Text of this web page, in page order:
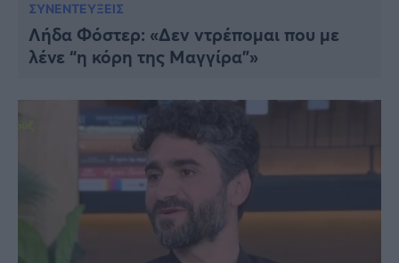
ΣΥΝΕΝΤΕΥΞΕΙΣ
Λήδα Φόστερ: «Δεν ντρέπομαι που με
λένε “η κόρη της Μαγγίρα”»